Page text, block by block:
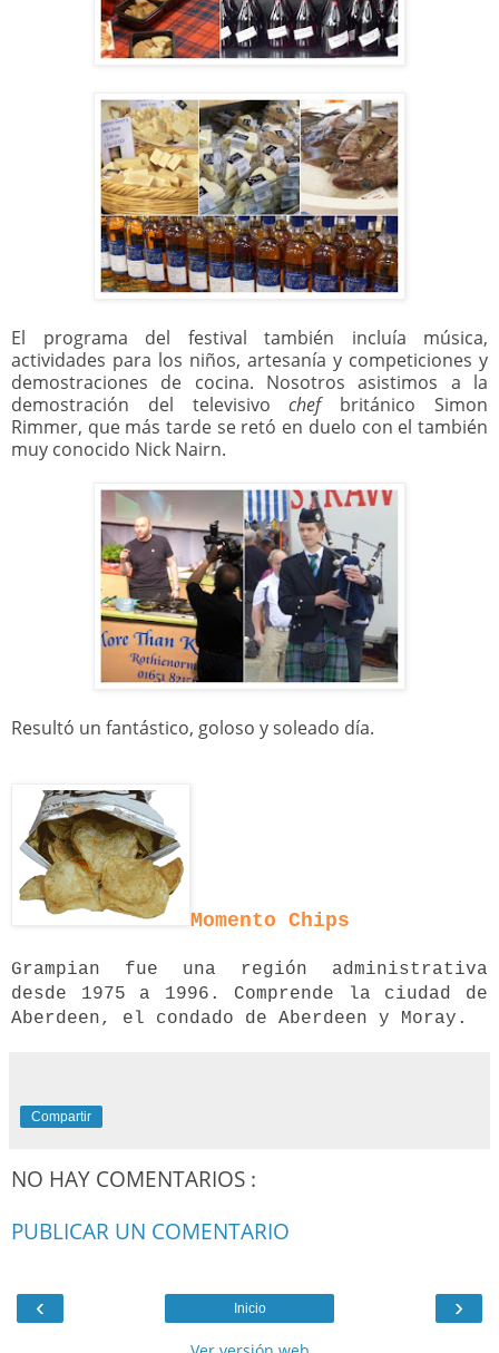
El programa del festival también incluía música,
actividades para los niños, artesanía y competiciones y
demostraciones de cocina. Nosotros asistimos a la
demostración del televisivochefbritánico Simon
Rimmer, que más tarde se retó en duelo con el también
muy conocido Nick Nairn.
Resultó un fantástico, goloso y soleado día.
Momento Chips
Grampian fue una región administrativa
desde 1975 a 1996. Comprende la ciudad de
Aberdeen, el condado de Aberdeen y Moray.
Compartir
NO HAY COMENTARIOS :
PUBLICAR UN COMENTARIO
‹ ›
Inicio